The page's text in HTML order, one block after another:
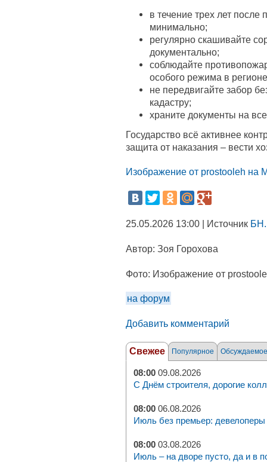
в течение трех лет после
минимально;
регулярно скашивайте
документально;
соблюдайте
особого режима в
не передвигайте забор
кадастру;
храните документы на
Государство всё активнее
защита от наказания – вести
Изображение от prostooleh на
25.05.2026 13:00 | Источник
Автор: Зоя Горохова
Фото: Изображение от
на форум
Добавить комментарий
Свежее Популярное Обсуждаемое
08:00 09.08.2026
С Днём строителя, дорогие
08:00 06.08.2026
Июль без премьер: девелоперы
08:00 03.08.2026
Июль – на дворе пусто, да и в